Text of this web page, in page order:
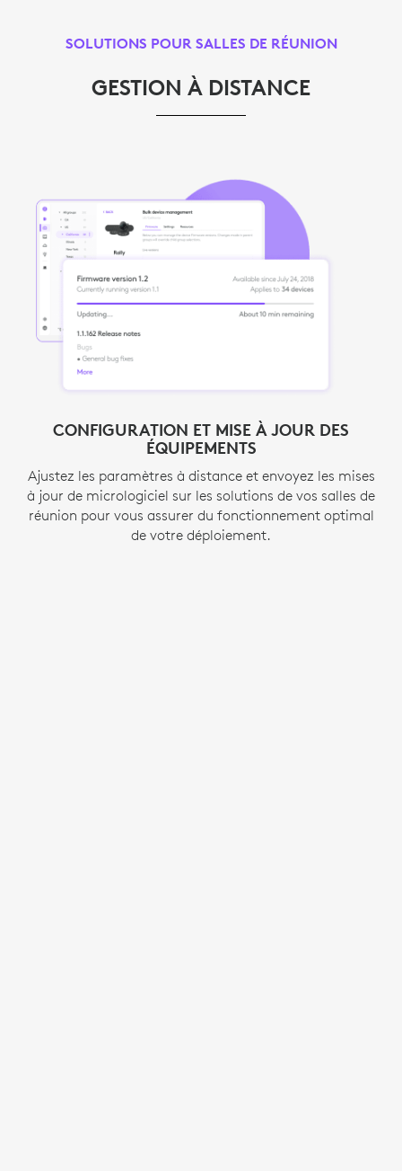
CONFIGURATION ET MISE À JOUR DES
ÉQUIPEMENTS
Ajustez les paramètres à distance et envoyez les mises
à jour de micrologiciel sur les solutions de vos salles de
réunion pour vous assurer du fonctionnement optimal
de votre déploiement.
AUTOMATISATION GRÂCE AUX ALERTES
Agissez rapidement et réduisez au maximum les
temps d’arrêt. Intégration ServiceNow Nécessite une
et notifications
par e-mail fournissent des alertes instantanées sur les
problèmes de salle ou de dispositif. Inclus dans
SOLUTIONS POUR SALLES DE RÉUNION
GESTION À DISTANCE